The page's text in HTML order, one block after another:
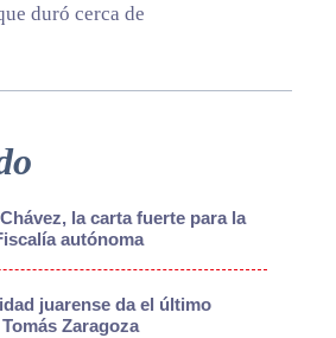
duró cerca de
la carta fuerte para la
autónoma
juarense da el último
Zaragoza